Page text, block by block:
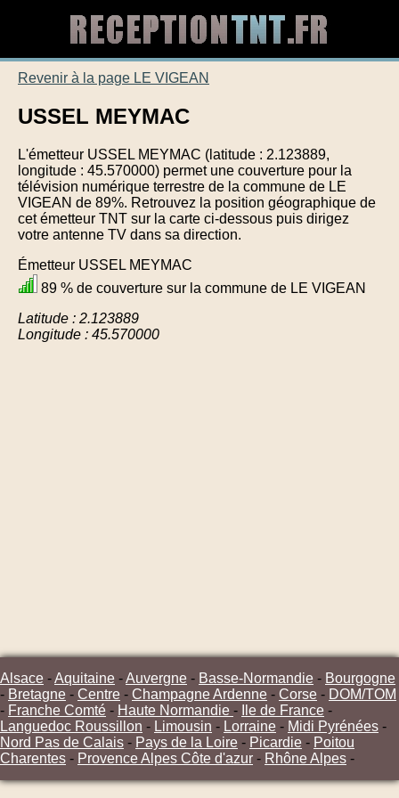
Revenir à la page LE VIGEAN
USSEL MEYMAC
L'émetteur USSEL MEYMAC (latitude : 2.123889,
longitude : 45.570000) permet une couverture pour la
télévision numérique terrestre de la commune de LE
VIGEAN de 89%. Retrouvez la position géographique de
cet émetteur TNT sur la carte ci-dessous puis dirigez
votre antenne TV dans sa direction.
Émetteur USSEL MEYMAC
89 % de couverture sur la commune de LE VIGEAN
Latitude : 2.123889
Longitude : 45.570000
Alsace -Aquitaine -Auvergne - Basse-Normandie - Bourgogne
- Bretagne - Centre - Champagne Ardenne - Corse - DOM/TOM
- Franche Comté - Haute Normandie - Ile de France -
Languedoc Roussillon - Limousin - Lorraine - Midi Pyrénées -
Nord Pas de Calais - Pays de la Loire - Picardie - Poitou
Charentes - Provence Alpes Côte d'azur - Rhône Alpes -